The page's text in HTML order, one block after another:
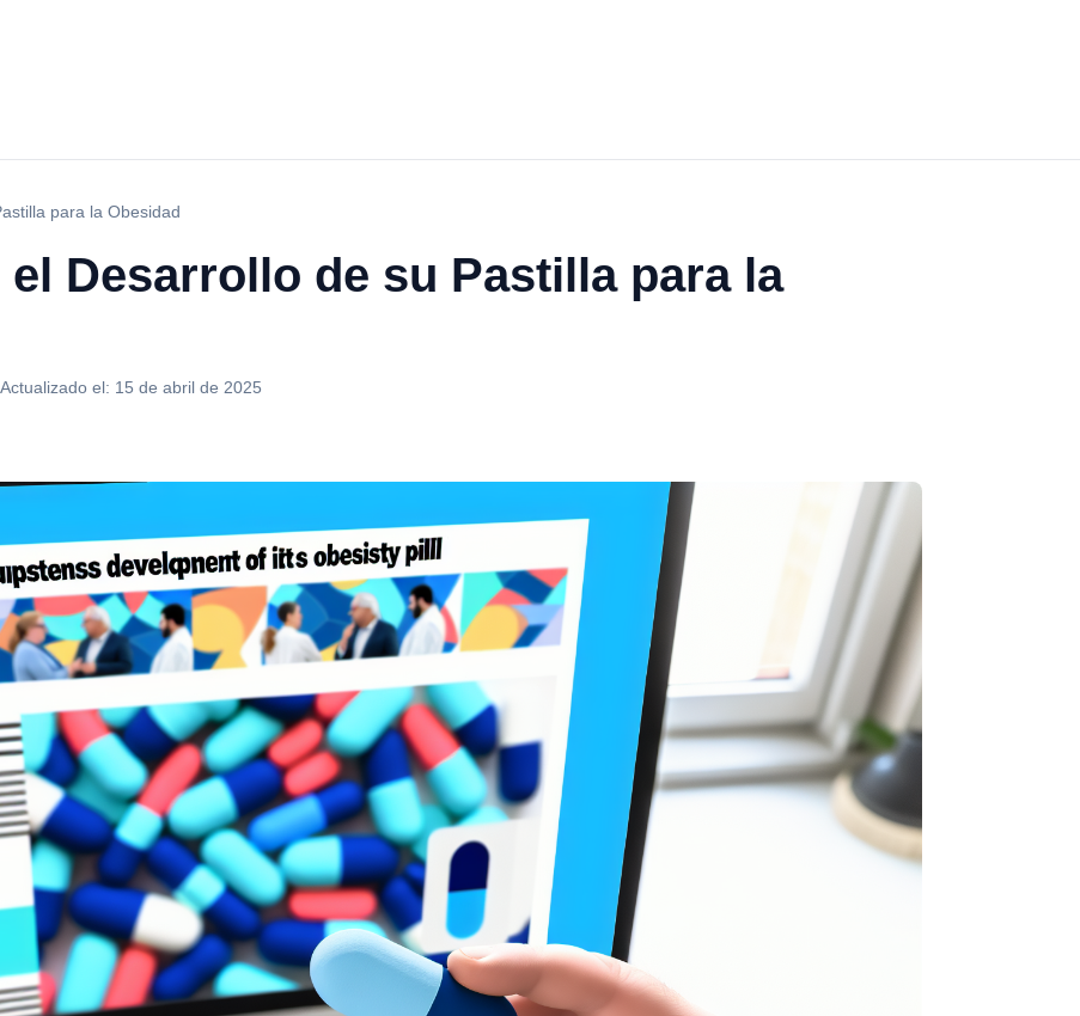
para la Obesidad
Desarrollo de su Pastilla para la
Actualizado el: 15 de abril de 2025